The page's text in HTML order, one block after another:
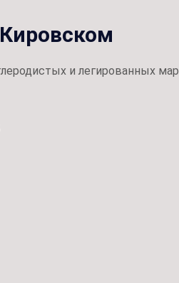
и легированных